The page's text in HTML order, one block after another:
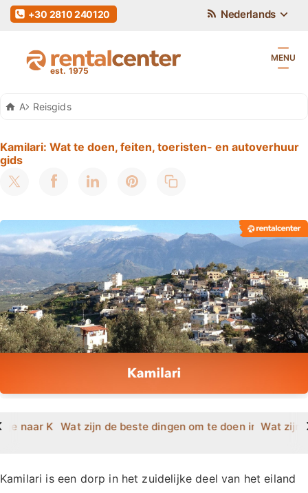
Auto Huren Kreta
Reisgids
Kamilari: Wat te doen, feiten, toeristen- en autoverhuur
gids
je naar Kamilari gaat?Wat zijn de beste dingen om te doen in Kamilari?
Wat zijn
Kamilari is een dorp in het zuidelijke deel van het eiland
Nederlands
+30 2810 240120
MENU